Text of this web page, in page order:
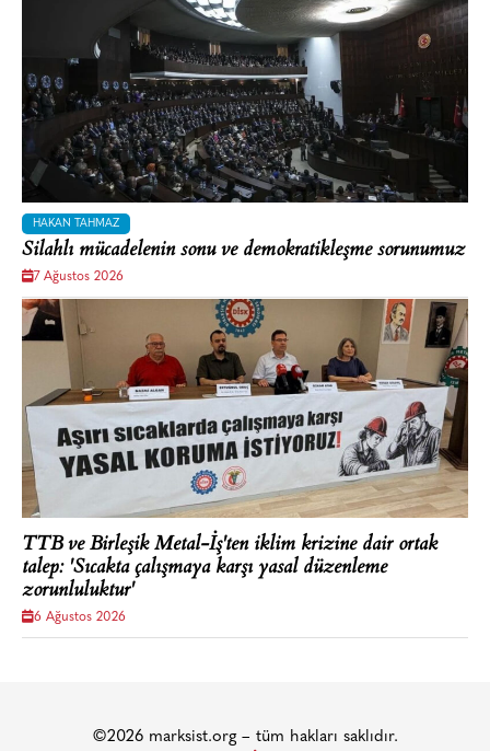
HAKAN TAHMAZ
Silahlı mücadelenin sonu ve demokratikleşme sorunumuz
7 Ağustos 2026
TTB ve Birleşik Metal-İş'ten iklim krizine dair ortak
talep: 'Sıcakta çalışmaya karşı yasal düzenleme
zorunluluktur'
6 Ağustos 2026
©2026 marksist.org – tüm hakları saklıdır.